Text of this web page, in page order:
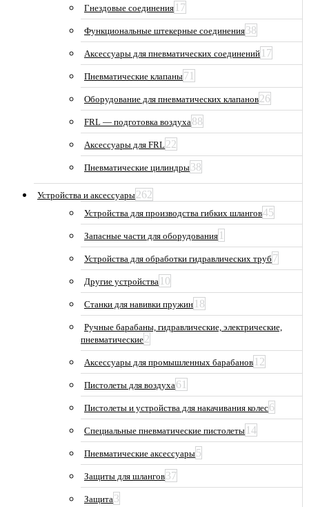
Гнездовые соединения 17
Функциональные штекерные соединения38
Аксессуары для пневматических соединений 17
Пневматические клапаны71
Оборудование для пневматических клапанов26
FRL — подготовка воздуха 88
Аксессуары для FRL22
Пневматические цилиндры38
Устройства и аксессуары262
Устройства для производства гибких шлангов45
Запасные части для оборудования 1
Устройства для обработки гидравлических труб 7
Другие устройства 10
Станки для навивки пружин 18
Ручные барабаны, гидравлические, электрические,
пневматические2
Аксессуары для промышленных барабанов 12
Пистолеты для воздуха 61
Пистолеты и устройства для накачивания колес6
Специальные пневматические пистолеты 14
Пневматические аксессуары5
Защиты для шлангов37
Защита 3